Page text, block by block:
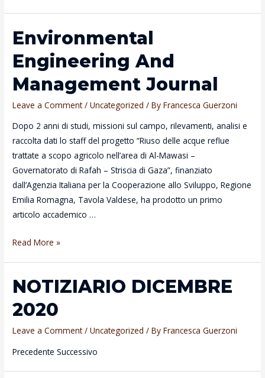
–
Palestina
e
Tunisia
Environmental
Engineering And
Management Journal
Leave a Comment /Uncategorized / ByFrancesca Guerzoni
Dopo 2 anni di studi, missioni sul campo, rilevamenti, analisi e
raccolta dati lo staff del progetto “Riuso delle acque reflue
trattate a scopo agricolo nell’area di Al-Mawasi –
Governatorato di Rafah – Striscia di Gaza”, finanziato
dall’Agenzia Italiana per la Cooperazione allo Sviluppo, Regione
Emilia Romagna, Tavola Valdese, ha prodotto un primo
articolo accademico …
Environmental
Management
Journal
Read More »
NOTIZIARIO DICEMBRE
2020
Leave a Comment /Uncategorized / ByFrancesca Guerzoni
Precedente Successivo